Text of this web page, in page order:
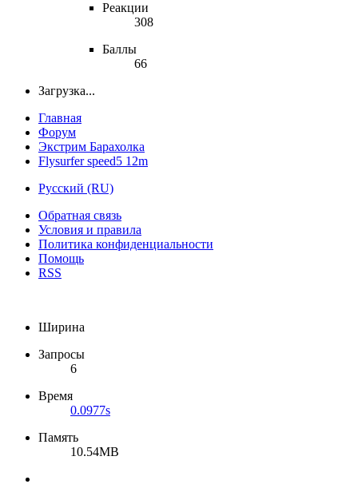
Реакции
308
Баллы
66
Загрузка...
Главная
Форум
Экстрим Барахолка
Flysurfer speed5 12m
Русский (RU)
Обратная связь
Условия и правила
Политика конфиденциальности
Помощь
RSS
Ширина
Запросы
6
Время
0.0977s
Память
10.54MB